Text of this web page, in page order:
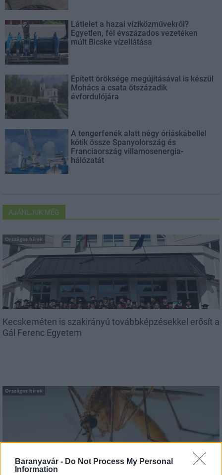
Baranyavár - Do Not Process My Personal
Information
Látlelet a hazai víziközművekről?
Egyetlen, fél évszázados vezetéken
múlt Bicske vízellátása
Épített öröksége megújításával is készül
Mohács a csata ötszázadik
évfordulójára
A tengerfenék alatt négy óriáskábellel
kötik össze Spanyolország és
Franciaország villamosenergia-
hálózatát
AJÁNLJUK MÉG
Országos hírek
Kecskeméten is szakirányú továbbképzésekkel erősít a
Gál Ferenc Egyetem
Országos hírek